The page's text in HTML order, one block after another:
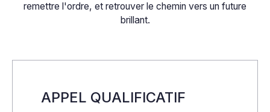
remettre l'ordre, et retrouver le chemin vers un future
brillant.
APPEL QUALIFICATIF